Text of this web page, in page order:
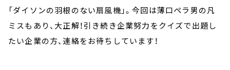
「ダイソンの羽根のない扇風機」。今回は薄口ペラ男の凡
ミスもあり、大正解！引き続き企業努力をクイズで出題し
たい企業の方、連絡をお待ちしています！